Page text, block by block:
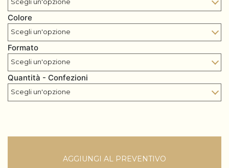
Colore
Formato
Quantità - Confezioni
AGGIUNGI AL PREVENTIVO